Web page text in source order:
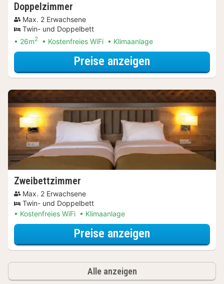
Doppelzimmer
Max. 2 Erwachsene
Twin- und Doppelbett
26m2 Kostenfreies WiFi Klimaanlage
Preise anzeigen
Zweibettzimmer
Max. 2 Erwachsene
Twin- und Doppelbett
Kostenfreies WiFi
Klimaanlage
Preise anzeigen
Alle anzeigen